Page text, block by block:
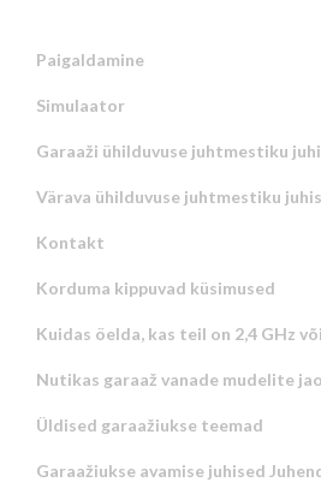
Paigaldamine
Simulaator
Garaaži ühilduvuse juhtmestiku
Värava ühilduvuse juhtmestiku
Kontakt
Korduma kippuvad küsimused
Kuidas öelda, kas teil on 2,4 GHz
Nutikas garaaž vanade mudelite
Üldised garaažiukse teemad
Garaažiukse avamise juhised